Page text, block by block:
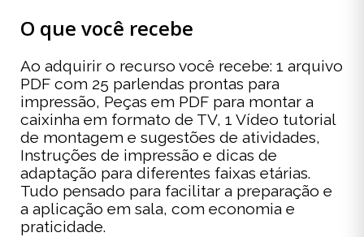
O que você recebe
Ao adquirir o recurso você recebe: 1 arquivo
PDF com 25 parlendas prontas para
impressão, Peças em PDF para montar a
caixinha em formato de TV, 1 Vídeo tutorial
de montagem e sugestões de atividades,
Instruções de impressão e dicas de
adaptação para diferentes faixas etárias.
Tudo pensado para facilitar a preparação e
a aplicação em sala, com economia e
praticidade.